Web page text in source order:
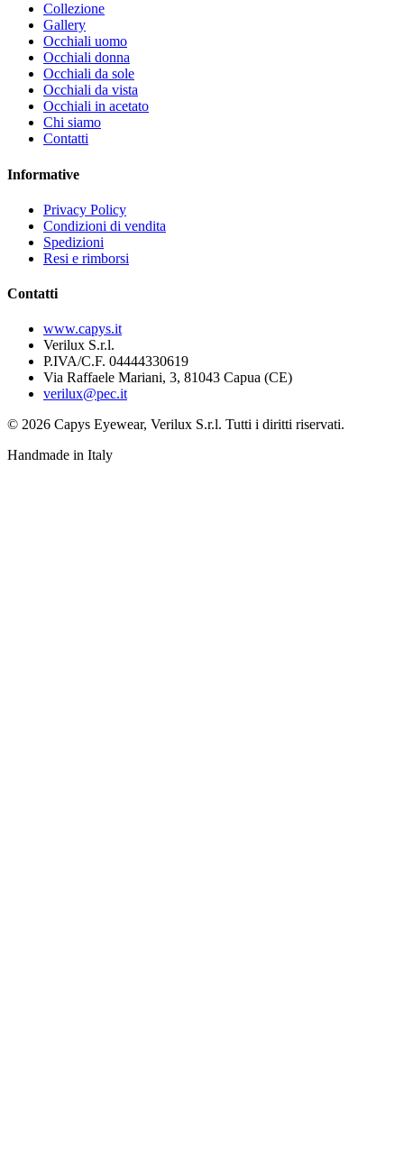
Collezione
Gallery
Occhiali uomo
Occhiali donna
Occhiali da sole
Occhiali da vista
Occhiali in acetato
Chi siamo
Contatti
Informative
Privacy Policy
Condizioni di vendita
Spedizioni
Resi e rimborsi
Contatti
www.capys.it
Verilux S.r.l.
P.IVA/C.F. 04444330619
Via Raffaele Mariani, 3, 81043 Capua (CE)
verilux@pec.it
© 2026 Capys Eyewear, Verilux S.r.l. Tutti i diritti riservati.
Handmade in Italy